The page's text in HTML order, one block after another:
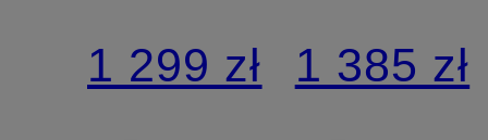
CLELIA
z
1 299 zł
z
1 385 zł